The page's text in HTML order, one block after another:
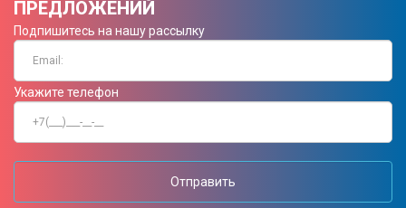
ПРЕДЛОЖЕНИЙ
Подпишитесь на нашу рассылку
Укажите телефон
Отправить